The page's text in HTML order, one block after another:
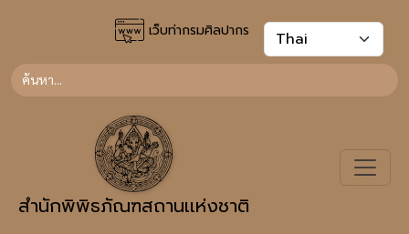
เว็บท่ากรมศิลปากร
สำนักพิพิธภัณฑสถานเเห่งชาติ